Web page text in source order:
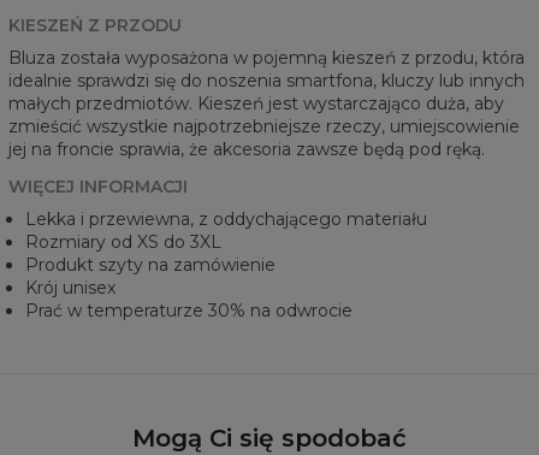
KIESZEŃ Z PRZODU
Bluza została wyposażona w pojemną kieszeń z przodu, która
idealnie sprawdzi się do noszenia smartfona, kluczy lub innych
małych przedmiotów. Kieszeń jest wystarczająco duża, aby
zmieścić wszystkie najpotrzebniejsze rzeczy, umiejscowienie
jej na froncie sprawia, że akcesoria zawsze będą pod ręką.
WIĘCEJ INFORMACJI
Lekka i przewiewna, z oddychającego materiału
Rozmiary od XS do 3XL
Produkt szyty na zamówienie
Krój unisex
Prać w temperaturze 30% na odwrocie
Mogą Ci się spodobać